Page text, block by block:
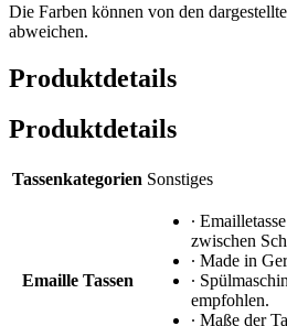
Die Farben können von den
abweichen.
Produktdetails
Produktdetails
Tassenkategorien Sonstiges
Emaille Tassen
∙
zwischen
∙ Made in
∙
empfohlen.
∙ Maße der